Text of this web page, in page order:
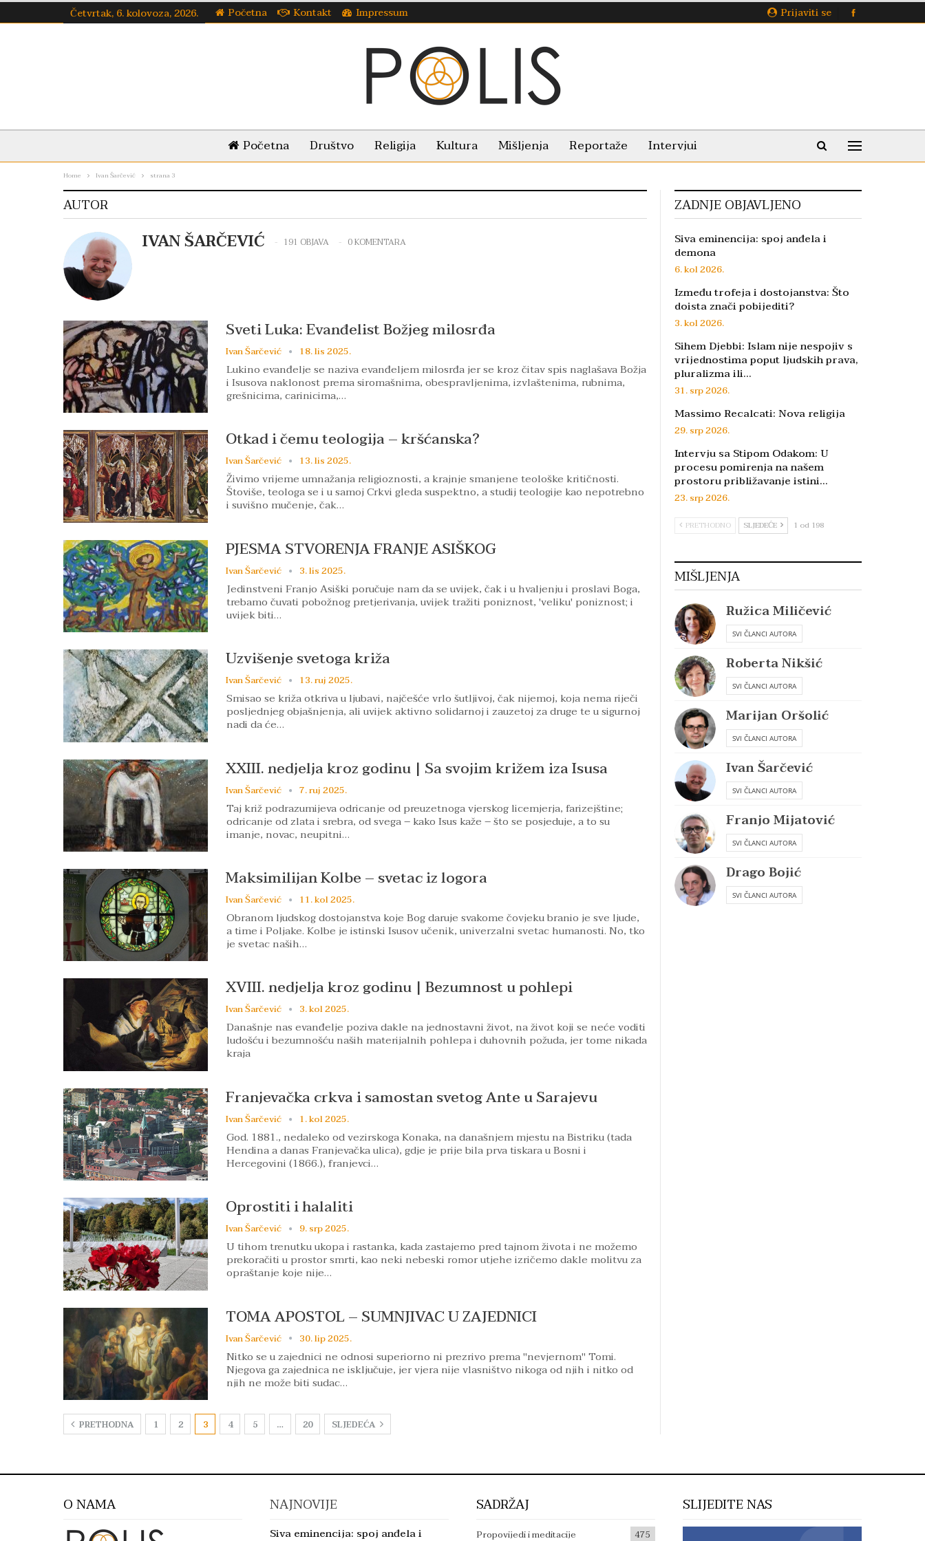
Prijaviti se
Četvrtak, 6. kolovoza, 2026. Početna Kontakt Impressum
Početna Društvo Religija Kultura Mišljenja Reportaže Intervjui
Home Ivan Šarčević strana 3
AUTOR
IVAN ŠARČEVIĆ 191 OBJAVA 0 KOMENTARA
Sveti Luka: Evanđelist Božjeg milosrđa
Ivan Šarčević 18. lis 2025.
Lukino evanđelje se naziva evanđeljem milosrđa jer se kroz čitav spis naglašava Božja
i Isusova naklonost prema siromašnima, obespravljenima, izvlaštenima, rubnima,
grešnicima, carinicima,…
Otkad i čemu teologija – kršćanska?
Ivan Šarčević 13. lis 2025.
Živimo vrijeme umnažanja religioznosti, a krajnje smanjene teološke kritičnosti.
Štoviše, teologa se i u samoj Crkvi gleda suspektno, a studij teologije kao nepotrebno
i suvišno mučenje, čak…
PJESMA STVORENJA FRANJE ASIŠKOG
Ivan Šarčević 3. lis 2025.
Jedinstveni Franjo Asiški poručuje nam da se uvijek, čak i u hvaljenju i proslavi Boga,
trebamo čuvati pobožnog pretjerivanja, uvijek tražiti poniznost, 'veliku' poniznost; i
uvijek biti…
Uzvišenje svetoga križa
Ivan Šarčević 13. ruj 2025.
Smisao se križa otkriva u ljubavi, najčešće vrlo šutljivoj, čak nijemoj, koja nema riječi
posljednjeg objašnjenja, ali uvijek aktivno solidarnoj i zauzetoj za druge te u sigurnoj
nadi da će…
XXIII. nedjelja kroz godinu | Sa svojim križem iza Isusa
Ivan Šarčević 7. ruj 2025.
Taj križ podrazumijeva odricanje od preuzetnoga vjerskog licemjerja, farizejštine;
odricanje od zlata i srebra, od svega – kako Isus kaže – što se posjeduje, a to su
imanje, novac, neupitni…
Maksimilijan Kolbe – svetac iz logora
Ivan Šarčević 11. kol 2025.
Obranom ljudskog dostojanstva koje Bog daruje svakome čovjeku branio je sve ljude,
a time i Poljake. Kolbe je istinski Isusov učenik, univerzalni svetac humanosti. No, tko
je svetac naših…
XVIII. nedjelja kroz godinu | Bezumnost u pohlepi
Ivan Šarčević 3. kol 2025.
Današnje nas evanđelje poziva dakle na jednostavni život, na život koji se neće voditi
ludošću i bezumnošću naših materijalnih pohlepa i duhovnih požuda, jer tome nikada
kraja
Franjevačka crkva i samostan svetog Ante u Sarajevu
Ivan Šarčević 1. kol 2025.
God. 1881., nedaleko od vezirskoga Konaka, na današnjem mjestu na Bistriku (tada
Hendina a danas Franjevačka ulica), gdje je prije bila prva tiskara u Bosni i
Hercegovini (1866.), franjevci…
Oprostiti i halaliti
Ivan Šarčević 9. srp 2025.
U tihom trenutku ukopa i rastanka, kada zastajemo pred tajnom života i ne možemo
prekoračiti u prostor smrti, kao neki nebeski romor utjehe izričemo dakle molitvu za
opraštanje koje nije…
TOMA APOSTOL – SUMNJIVAC U ZAJEDNICI
Ivan Šarčević 30. lip 2025.
Nitko se u zajednici ne odnosi superiorno ni prezrivo prema "nevjernom" Tomi.
Njegova ga zajednica ne isključuje, jer vjera nije vlasništvo nikoga od njih i nitko od
njih ne može biti sudac…
PRETHODNA 1 2 3 4 5 … 20 SLJEDEĆA
ZADNJE OBJAVLJENO
Siva eminencija: spoj anđela i
demona
6. kol 2026.
Između trofeja i dostojanstva: Što
doista znači pobijediti?
3. kol 2026.
Sihem Djebbi: Islam nije nespojiv s
vrijednostima poput ljudskih prava,
pluralizma ili…
31. srp 2026.
Massimo Recalcati: Nova religija
29. srp 2026.
Intervju sa Stipom Odakom: U
procesu pomirenja na našem
prostoru približavanje istini…
23. srp 2026.
PRETHODNO SLJEDEĆE 1 od 198
MIŠLJENJA
Ružica Miličević
SVI ČLANCI AUTORA
Roberta Nikšić
SVI ČLANCI AUTORA
Marijan Oršolić
SVI ČLANCI AUTORA
Ivan Šarčević
SVI ČLANCI AUTORA
Franjo Mijatović
SVI ČLANCI AUTORA
Drago Bojić
SVI ČLANCI AUTORA
O NAMA NAJNOVIJE
Siva eminencija: spoj anđela i
SADRŽAJ
Propovijedi i meditacije 475
SLIJEDITE NAS